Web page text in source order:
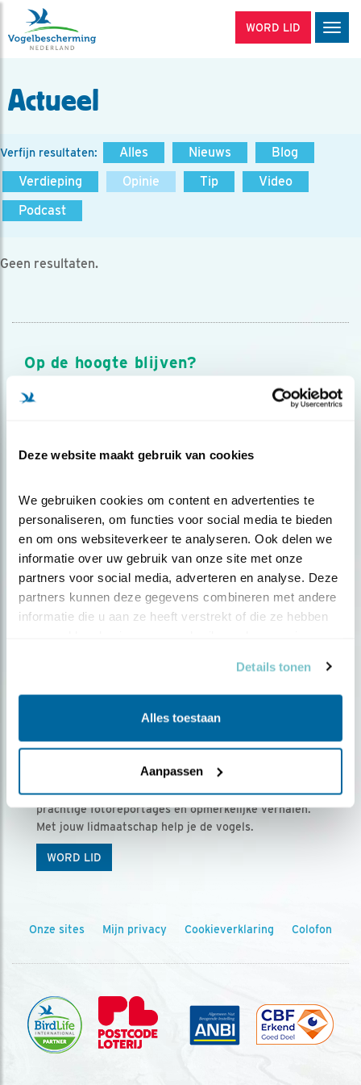
Deze website maakt gebruik van cookies
We gebruiken cookies om content en advertenties te
personaliseren, om functies voor social media te bieden
en om ons websiteverkeer te analyseren. Ook delen we
informatie over uw gebruik van onze site met onze
partners voor social media, adverteren en analyse. Deze
partners kunnen deze gegevens combineren met andere
informatie die u aan ze heeft verstrekt of die ze hebben
Details tonen
Alles toestaan
Aanpassen
WORD LID
Actueel
Verfijn resultaten: Alles Nieuws
Blog
Verdieping
Opinie Tip
Video
Podcast
Geen resultaten.
Op de hoogte blijven?
Meld je aan en ontvang nieuws, inspiratie, acties en tips
over vogels en activiteiten van Vogelbescherming.
Ontvang 5 x Vogels voor € 36,00 per jaar
Vogels is het tijdschrift voor onze leden, met
prachtige fotoreportages en opmerkelijke verhalen.
Met jouw lidmaatschap help je de vogels.
WORD LID
Onze sites Mijn privacy Cookieverklaring Colofon